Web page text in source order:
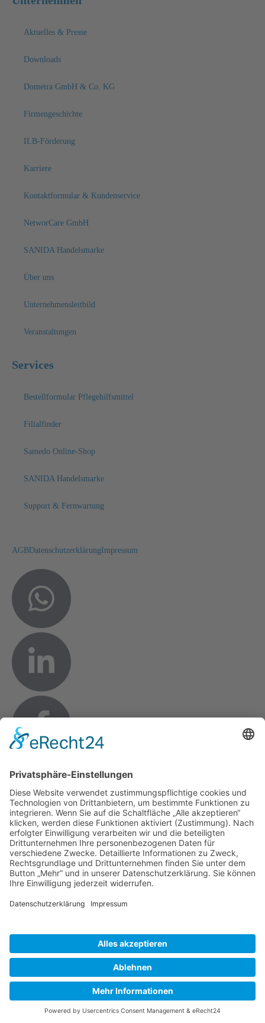
Aktuelles & Presse
Downloads
Dometra GmbH & Co. KG
Firmengeschichte
ILB-Förderung
Karriere
Kontaktformular & Kundenservice
NetworCare GmbH
SANIDA Handelsmarke
Über uns
Unternehmensleitbild
Veranstaltungen
Services
Bestellformular Pflegehilfsmittel
Filialfinder
Samedo Online-Shop
SANIDA Handelsmarke
Support & Fernwartung
AGB DatenschutzerklärungImpressum